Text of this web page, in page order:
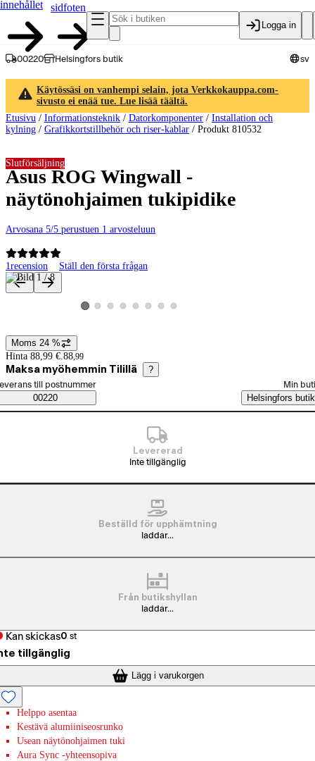
innehållet
sidfoten
Logga in
00220 Helsingfors butik sv
Käytössäsi on vanhempi selain, jota Verkkokauppa.com-
sivusto ei enää tue. Lue lisää täältä.
Etusivu / Informationsteknik / Datorkomponenter / Installation och
kylning / Grafikkortstillbehör och riser-kablar / Produkt 810532
Asus ROG Wingwall -
näytönohjaimen tukipidike
Arvosana 5/5 perustuen 1 arvosteluun
1recension Ställ den första frågan
Slutförsäljning
Produktbilder och videor
Visa produktbild 1
Visa produktbild 2
Visa produktbild 3
Visa produktbild 4
Visa produktbild 5
Visa produktbild 6
Visa produktbild 7
Visa produktbild 8
Prisinformation
Moms 24 %
Hinta 88,99 €. 88,99
Maksa myöhemmin Tilillä ?
Saatavuustiedot
beställningssätt
till postnummer
00220
Min
Helsingfors butik
Levererad
Inte tillgänglig
Beställd för upphämtning
laddar...
Från butikshyllan
laddar...
Kan skickas0 st
tillgänglig
Lägg i varukorgen
Helppo asentaa
Kestävä alumiiniseosrunko
Usean näytönohjaimen tuki
Aura Sync -yhteensopiva